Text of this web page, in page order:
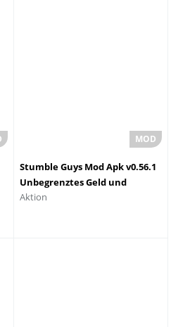
Stumble Guys Mod Apk v0.56.1
Unbegrenztes Geld und
Edelsteine
Aktion